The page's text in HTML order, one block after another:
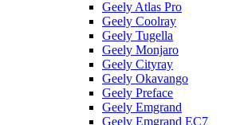
Geely Atlas Pro
Geely Coolray
Geely Tugella
Geely Monjaro
Geely Cityray
Geely Okavango
Geely Preface
Geely Emgrand
Geely Emgrand EC7